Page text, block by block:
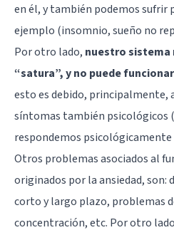
en él, y también podemos sufrir
ejemplo (insomnio, sueño no
Por otro lado, nuestro sistema
“satura”, y no puede
esto es debido, principalmente,
síntomas también psicológicos
respondemos psicológicamente
Otros problemas asociados al
originados por la ansiedad, son:
corto y largo plazo, problemas
concentración, etc. Por otro